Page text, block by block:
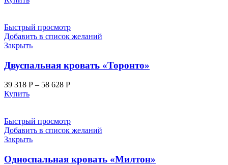
Быстрый просмотр
Добавить в список желаний
Закрыть
Двуспальная кровать «Торонто»
39 318 Р – 58 628 Р
Купить
Быстрый просмотр
Добавить в список желаний
Закрыть
Односпальная кровать «Милтон»